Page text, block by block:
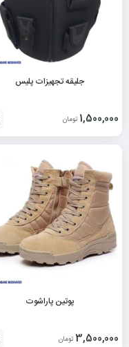
جلیقه تجهیزات پلیس
1,500,000 تومان
پوتین پاراشوت
3,500,000 تومان